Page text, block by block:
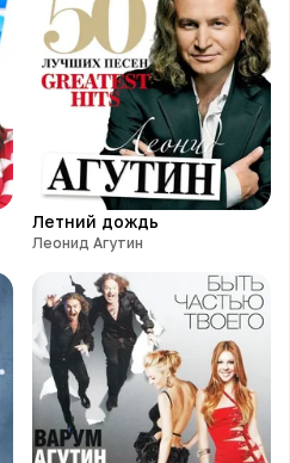
Летний дождь
Леонид Агутин